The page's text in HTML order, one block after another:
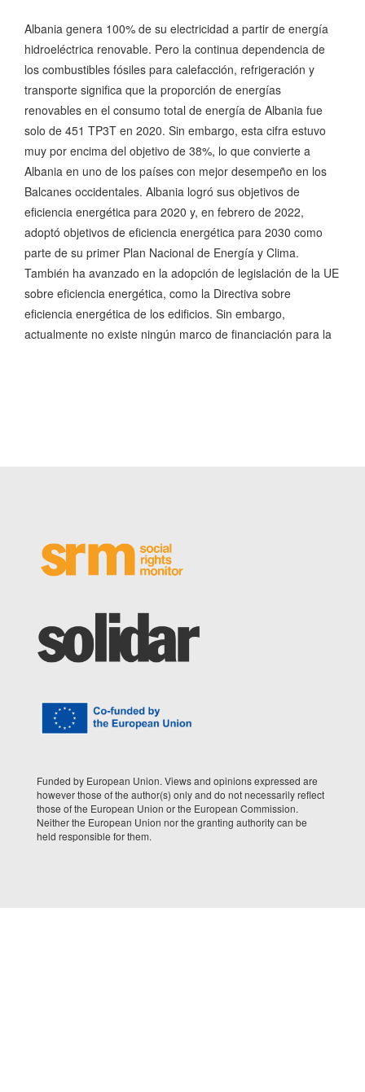
Albania genera 100% de su electricidad a partir de energía
hidroeléctrica renovable. Pero la continua dependencia de
los combustibles fósiles para calefacción, refrigeración y
transporte significa que la proporción de energías
renovables en el consumo total de energía de Albania fue
solo de 451 TP3T en 2020. Sin embargo, esta cifra estuvo
muy por encima del objetivo de 38%, lo que convierte a
Albania en uno de los países con mejor desempeño en los
Balcanes occidentales. Albania logró sus objetivos de
eficiencia energética para 2020 y, en febrero de 2022,
adoptó objetivos de eficiencia energética para 2030 como
parte de su primer Plan Nacional de Energía y Clima.
También ha avanzado en la adopción de legislación de la UE
sobre eficiencia energética, como la Directiva sobre
eficiencia energética de los edificios. Sin embargo,
actualmente no existe ningún marco de financiación para la
Funded by European Union. Views and opinions expressed are
however those of the author(s) only and do not necessarily reflect
those of the European Union or the European Commission.
Neither the European Union nor the granting authority can be
held responsible for them.